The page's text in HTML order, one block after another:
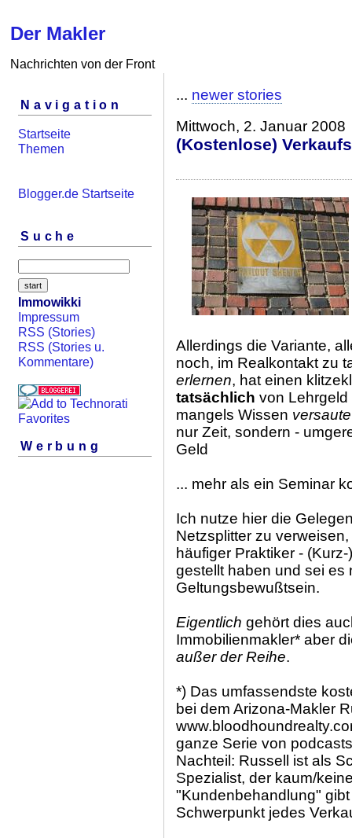
Der Makler
Nachrichten von der Front
Navigation
Startseite
Themen
Blogger.de Startseite
Suche
Immowikki
Impressum
RSS (Stories)
RSS (Stories u.
Kommentare)
Werbung
... newer stories
Mittwoch, 2. Januar 2008
(Kostenlose)
Allerdings die Variante,
noch, im Realkontakt zu
erlernen, hat einen
tatsächlich von
mangels Wissen versaute
nur Zeit, sondern -
Geld
... mehr als ein Seminar
Ich nutze hier die
Netzsplitter zu
häufiger Praktiker -
gestellt haben und sei es
Geltungsbewußtsein.
Eigentlich gehört dies
Immobilienmakler* aber
außer der Reihe.
*) Das umfassendste
bei dem Arizona-Makler
ganze Serie von
Nachteil: Russell ist als
Spezialist, der kaum/
"Kundenbehandlung"
Schwerpunkt jedes